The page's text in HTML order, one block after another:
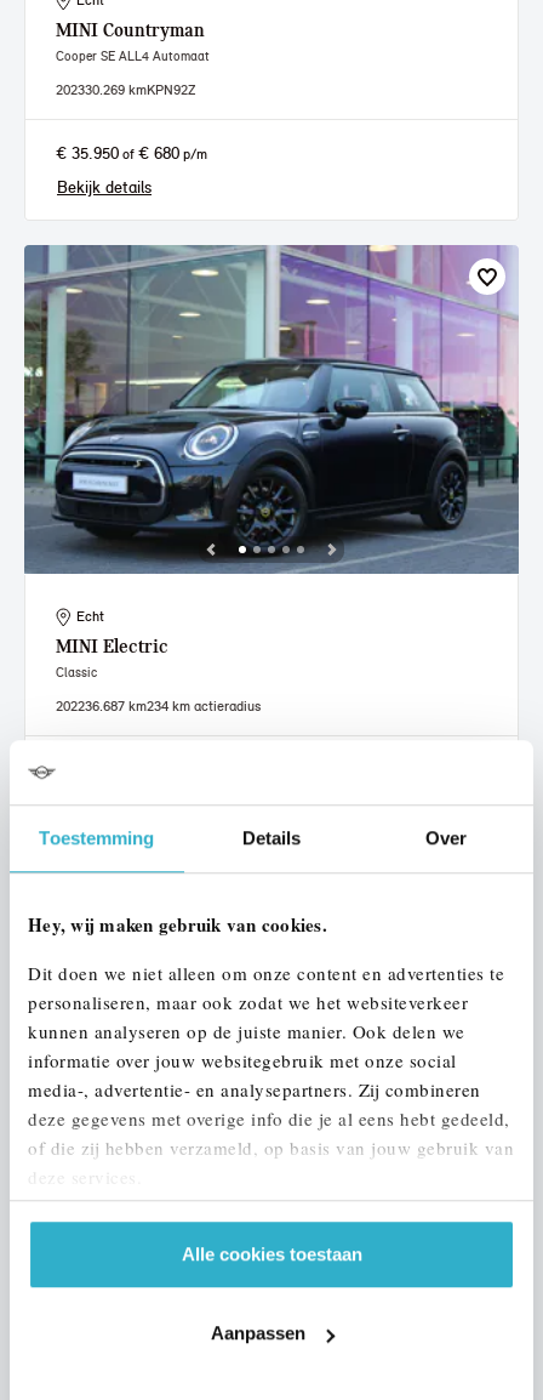
Toestemming Details Over
Hey, wij maken gebruik van cookies.
Dit doen we niet alleen om onze content en advertenties te
personaliseren, maar ook zodat we het websiteverkeer
kunnen analyseren op de juiste manier. Ook delen we
informatie over jouw websitegebruik met onze social
media-, advertentie- en analysepartners. Zij combineren
deze gegevens met overige info die je al eens hebt gedeeld,
of die zij hebben verzameld, op basis van jouw gebruik van
deze services.
Alle cookies toestaan
Aanpassen
MINI Countryman
Cooper SE ALL4 Automaat
202330.269 kmKPN92Z
€ 35.950 of € 680 p/m
Bekijk details
Echt
MINI Electric
Classic
202236.687 km234 km actieradius
Bekijk details
Cooper S JCW Rockingham GT Automaat